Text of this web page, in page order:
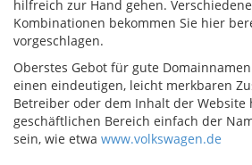
hilfreich zur Hand gehen.
Kombinationen bekommen Sie hier
vorgeschlagen.
Oberstes Gebot für gute
einen eindeutigen, leicht merkbaren
Betreiber oder dem Inhalt der Website
geschäftlichen Bereich einfach der
sein, wie etwa www.volkswagen.de